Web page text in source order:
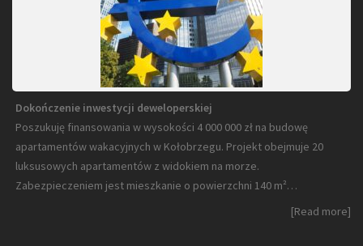
Dokończenie inwestycji deweloperskiej
Poszukuję finansowania w wysokości 4 000 000 zł na budowę
apartamentów wakacyjnych w Kołobrzegu. Projekt obejmuje 20
luksusowych apartamentów z widokiem na morze.
Zabezpieczeniem jest mieszkanie o powierzchni 140 m²…
[Read more]